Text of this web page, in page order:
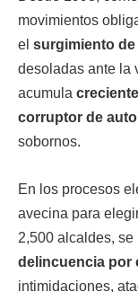
movimientos
el surgimiento
desoladas ante la
acumula
corruptor de
sobornos.
En los procesos
avecina para
2,500 alcaldes,
delincuencia por
intimidaciones,